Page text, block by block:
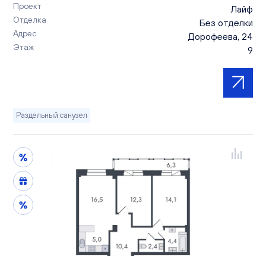
Проект Лайф
Отделка Без отделки
Адрес Дорофеева, 24
Этаж 9
Раздельный санузел